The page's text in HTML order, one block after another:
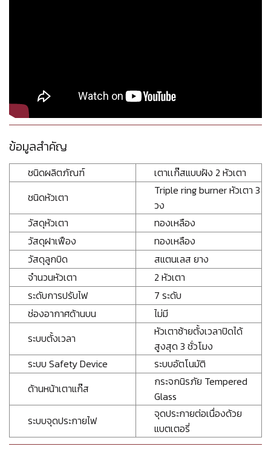
ข้อมูลสำคัญ
ชนิดผลิตภัณฑ์
เตาเเก๊สแบบฝัง 2 หัวเตา
ชนิดหัวเตา
Triple ring burner หัวเตา 3
วง
วัสดุหัวเตา
ทองเหลือง
วัสดุฝาเฟือง
ทองเหลือง
วัสดุลูกบิด
สแตนเลส ยาง
จำนวนหัวเตา
2 หัวเตา
ระดับการปรับไฟ
7 ระดับ
ช่องอากาศด้านบน
ไม่มี
ระบบตั้งเวลา
หัวเตาซ้ายตั้งเวลาปิดได้
สูงสุด 3 ชั่วโมง
ระบบ Safety Device
ระบบอัตโนมัติ
ด้านหน้าเตาแก๊ส
กระจกนิรภัย Tempered
Glass
ระบบจุดประกายไฟ
จุดประกายต่อเนื่องด้วย
แบตเตอรี่